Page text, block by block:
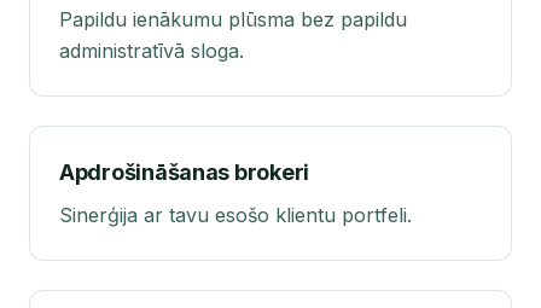
Papildu ienākumu plūsma bez papildu
administratīvā sloga.
Apdrošināšanas brokeri
Sinerģija ar tavu esošo klientu portfeli.